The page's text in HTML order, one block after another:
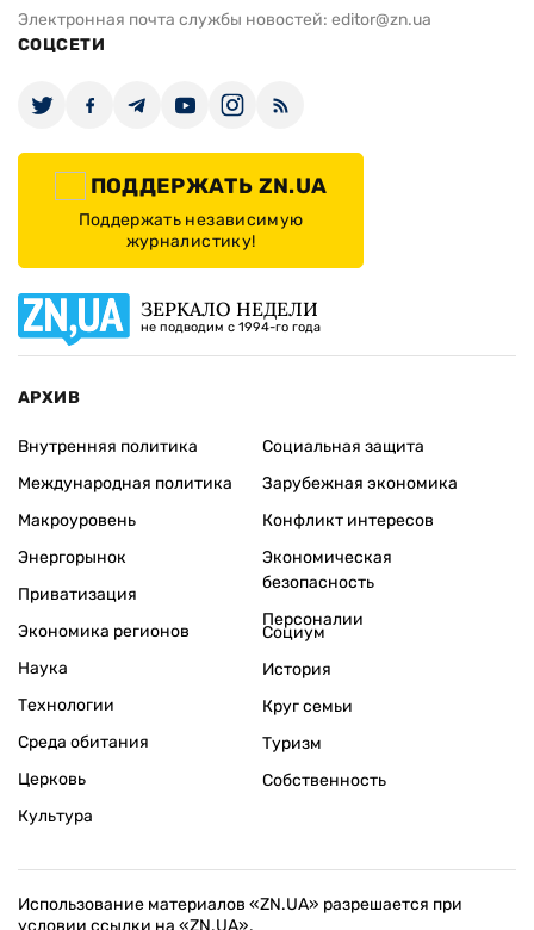
Электронная почта службы новостей: editor@zn.ua
СОЦСЕТИ
ПОДДЕРЖАТЬ ZN.UA
Поддержать независимую
журналистику!
ЗЕРКАЛО НЕДЕЛИ
не подводим с 1994-го года
АРХИВ
Внутренняя политика
Международная политика
Макроуровень
Энергорынок
Приватизация
Экономика регионов
Социальная защита
Зарубежная экономика
Конфликт интересов
Экономическая
безопасность
Персоналии
Наука
Технологии
Среда обитания
Церковь
Культура
Социум
История
Круг семьи
Туризм
Собственность
Использование материалов «ZN.UA» разрешается при